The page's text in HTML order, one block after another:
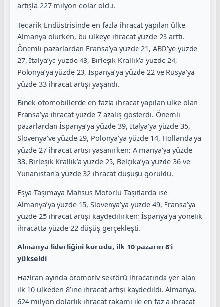
artışla 227 milyon dolar oldu.
Tedarik Endüstrisinde en fazla ihracat yapılan ülke
Almanya olurken, bu ülkeye ihracat yüzde 23 arttı.
Önemli pazarlardan Fransa’ya yüzde 21, ABD’ye yüzde
27, İtalya’ya yüzde 43, Birleşik Krallık’a yüzde 24,
Polonya’ya yüzde 23, İspanya’ya yüzde 22 ve Rusya’ya
yüzde 33 ihracat artışı yaşandı.
Binek otomobillerde en fazla ihracat yapılan ülke olan
Fransa’ya ihracat yüzde 7 azalış gösterdi. Önemli
pazarlardan İspanya’ya yüzde 39, İtalya’ya yüzde 35,
Slovenya’ve yüzde 29, Polonya’ya yüzde 14, Hollanda’ya
yüzde 27 ihracat artışı yaşanırken; Almanya’ya yüzde
33, Birleşik Krallık’a yüzde 25, Belçika’ya yüzde 36 ve
Yunanistan’a yüzde 32 ihracat düşüşü görüldü.
Eşya Taşımaya Mahsus Motorlu Taşıtlarda ise
Almanya’ya yüzde 15, Slovenya’ya yüzde 49, Fransa’ya
yüzde 25 ihracat artışı kaydedilirken; İspanya’ya yönelik
ihracatta yüzde 22 düşüş gerçekleşti.
Almanya liderliğini korudu, ilk 10 pazarın 8’i
yükseldi
Haziran ayında otomotiv sektörü ihracatında yer alan
ilk 10 ülkeden 8’ine ihracat artışı kaydedildi. Almanya,
624 milyon dolarlık ihracat rakamı ile en fazla ihracat